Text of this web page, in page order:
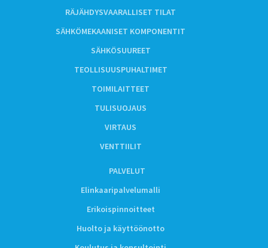
RÄJÄHDYSVAARALLISET TILAT
SÄHKÖMEKAANISET KOMPONENTIT
SÄHKÖSUUREET
TEOLLISUUSPUHALTIMET
TOIMILAITTEET
TULISUOJAUS
VIRTAUS
VENTTIILIT
PALVELUT
Elinkaaripalvelumalli
Erikoispinnoitteet
Huolto ja käyttöönotto